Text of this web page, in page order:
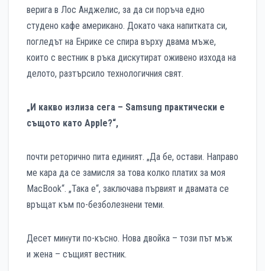
верига в Лос Анджелис, за да си поръча едно
студено кафе американо. Докато чака напитката си,
погледът на Енрике се спира върху двама мъже,
които с вестник в ръка дискутират оживено изхода на
делото, разтърсило технологичния свят.
„И какво излиза сега – Samsung практически е
същото като Apple?“,
почти реторично пита единият. „Да бе, остави. Направо
ме кара да се замисля за това колко платих за моя
MacBook“. „Така е“, заключава първият и двамата се
връщат към по-безболезнени теми.
Десет минути по-късно. Нова двойка – този път мъж
и жена – същият вестник.